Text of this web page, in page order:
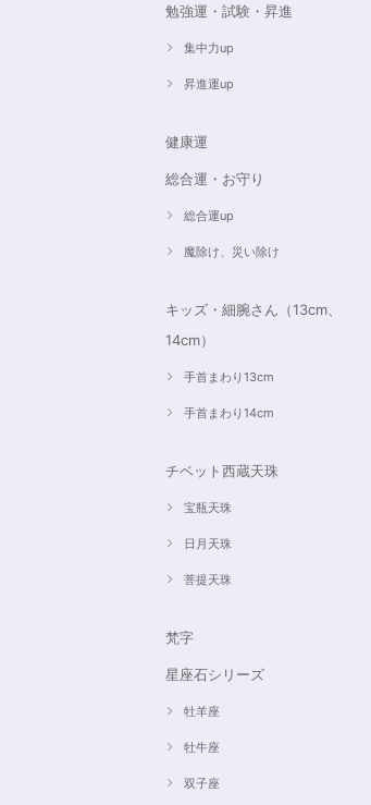
勉強運・試験・昇進
集中力up
昇進運up
健康運
総合運・お守り
総合運up
魔除け、災い除け
キッズ・細腕さん（13cm、
14cm）
手首まわり13cm
手首まわり14cm
チベット西蔵天珠
宝瓶天珠
日月天珠
菩提天珠
梵字
星座石シリーズ
牡羊座
牡牛座
双子座